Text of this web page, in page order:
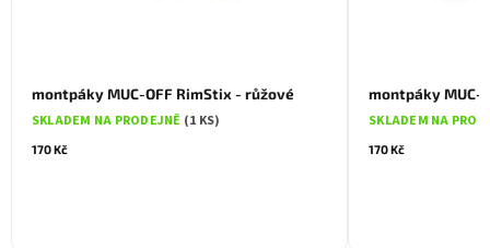
montpáky MUC-OFF RimStix - růžové
SKLADEM NA PRODEJNĚ (1 KS)
170 Kč
montpáky MUC-
SKLADEM NA
170 Kč